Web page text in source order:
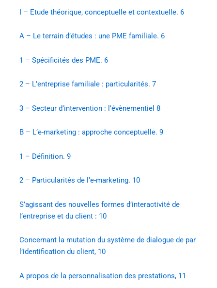
I – Etude théorique, conceptuelle et contextuelle. 6
A – Le terrain d’études : une PME familiale. 6
1 – Spécificités des PME. 6
2 – L’entreprise familiale : particularités. 7
3 – Secteur d’intervention : l’évènementiel 8
B – L’e-marketing : approche conceptuelle. 9
1 – Définition. 9
2 – Particularités de l’e-marketing. 10
S’agissant des nouvelles formes d’interactivité de
l’entreprise et du client : 10
Concernant la mutation du système de dialogue de par
l’identification du client, 10
A propos de la personnalisation des prestations, 11